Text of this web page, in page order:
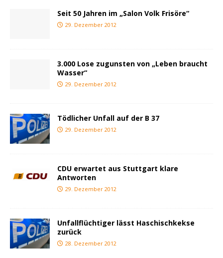
Seit 50 Jahren im „Salon Volk Frisöre“
29. Dezember 2012
3.000 Lose zugunsten von „Leben braucht
Wasser“
29. Dezember 2012
Tödlicher Unfall auf der B 37
29. Dezember 2012
CDU erwartet aus Stuttgart klare
Antworten
29. Dezember 2012
Unfallflüchtiger lässt Haschischkekse
zurück
28. Dezember 2012